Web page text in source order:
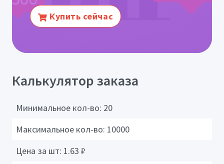
Купить сейчас
Калькулятор заказа
Минимальное кол-во: 20
Максимальное кол-во: 10000
Цена за шт: 1.63 ₽